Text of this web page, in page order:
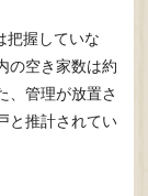
把握していな
の空き家数は約
、管理が放置さ
と推計されてい